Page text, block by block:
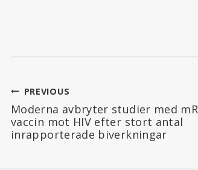
Inläggsnavigering
PREVIOUS
Moderna avbryter studier med
vaccin mot HIV efter stort antal
inrapporterade biverkningar